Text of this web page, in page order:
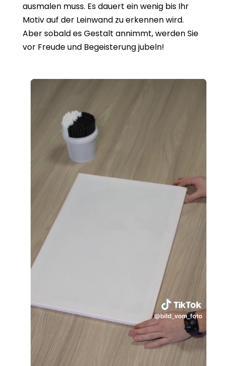
ausmalen muss. Es dauert ein wenig bis Ihr
Motiv auf der Leinwand zu erkennen wird.
Aber sobald es Gestalt annimmt, werden Sie
vor Freude und Begeisterung jubeln!